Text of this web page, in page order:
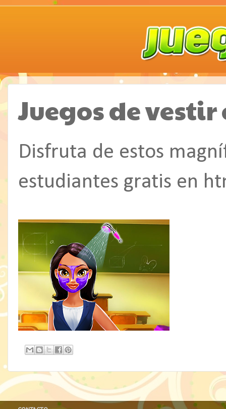
Juegos de
Disfruta de estos
estudiantes gratis en